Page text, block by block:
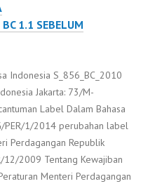
1.1 SEBELUM
Indonesia S_856_BC_2010
Jakarta: 73/M-
Label Dalam Bahasa
PER/1/2014 perubahan label
Perdagangan Republik
12/2009 Tentang Kewajiban
Menteri Perdagangan